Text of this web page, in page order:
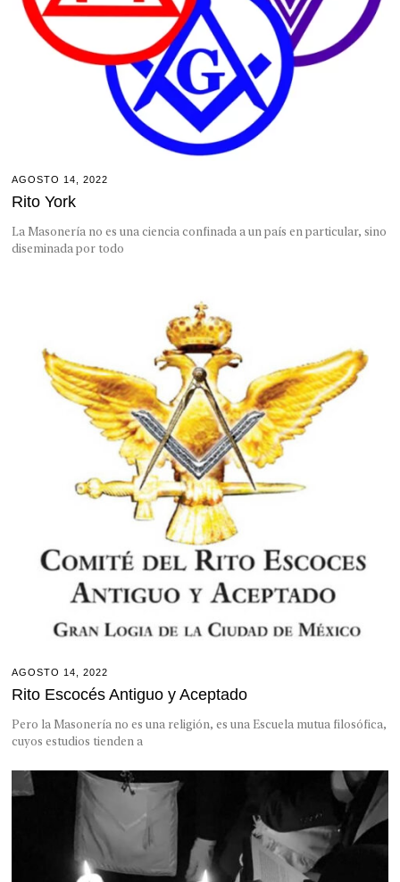
AGOSTO 14, 2022
Rito York
La Masonería no es una ciencia confinada a un país en particular, sino
diseminada por todo
AGOSTO 14, 2022
Rito Escocés Antiguo y Aceptado
Pero la Masonería no es una religión, es una Escuela mutua filosófica,
cuyos estudios tienden a